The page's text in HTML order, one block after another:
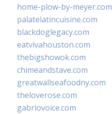
home-plow-by-meyer.com
palatelatincuisine.com
blackdoglegacy.com
eatvivahouston.com
thebigshowok.com
chimeandstave.com
greatwallseafoodny.com
theloverose.com
gabriovoice.com